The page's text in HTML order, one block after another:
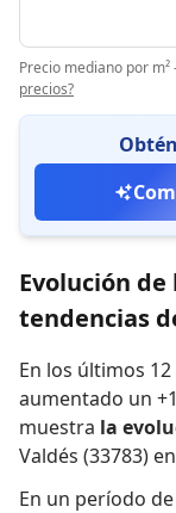
Precio mediano por
precios?
Evolución
tendencias
En los últimos 12
aumentado un
muestra la
Valdés (33783)
En un período